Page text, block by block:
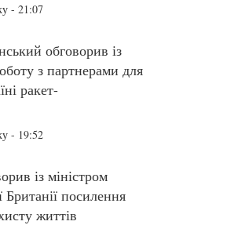
- 21:07
обговорив із
з партнерами для
ракет-
- 19:52
із міністром
посилення
життів